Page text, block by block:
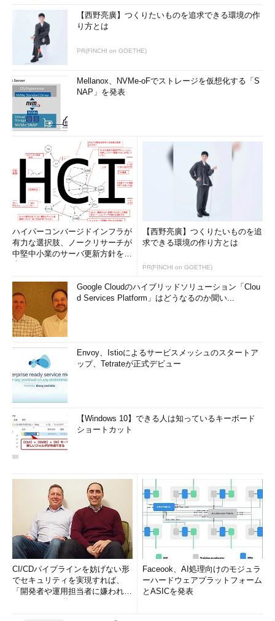
【西野亮廣】つくりたいものを追求できる環境の作
り方とは
PR(FINCHI on GOETHE)
Mellanox、NVMe-oFでストレージを仮想化する「S
NAP」を発表
ハイパーコンバージドインフラが
有力な選択肢、ノークリサーチが
中堅中小業のサーバ更新方針を調
【西野亮廣】つくりたいものを追
求できる環境の作り方とは
PR(FINCHI on GOETHE)
Google Cloudのハイブリッドソリューション「Clou
d Services Platform」はどうなるのか聞い...
Envoy、Istioによるサービスメッシュのスタートア
ップ、Tetrateが正式デビュー
【Windows 10】できる人は知っているキーボード
ショートカット
CI/CDパイプラインを妨げない形
でセキュリティを実現すれば、
「開発者や運用担当者に嫌われな
Faceook、AI処理向けのモジュラ
ーハードウェアプラットフォーム
とASICを発表